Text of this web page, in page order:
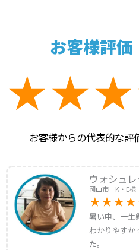
お客様評
お客様からの代表的な評
ウォシュ
岡山市 K・E様
暑い中、一生
わかりやすか
た。